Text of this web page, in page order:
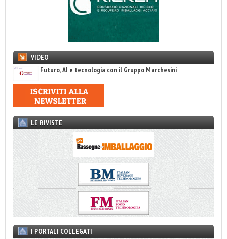
VIDEO
Futuro, AI e tecnologia con il Gruppo Marchesini
LE RIVISTE
I PORTALI COLLEGATI